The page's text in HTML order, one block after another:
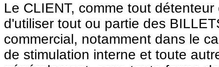
Le CLIENT, comme tout
d'utiliser tout ou partie des
commercial, notamment dans le
de stimulation interne et toute